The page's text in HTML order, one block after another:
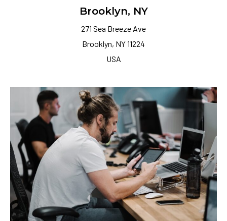
Brooklyn, NY
271 Sea Breeze Ave
Brooklyn, NY 11224
USA